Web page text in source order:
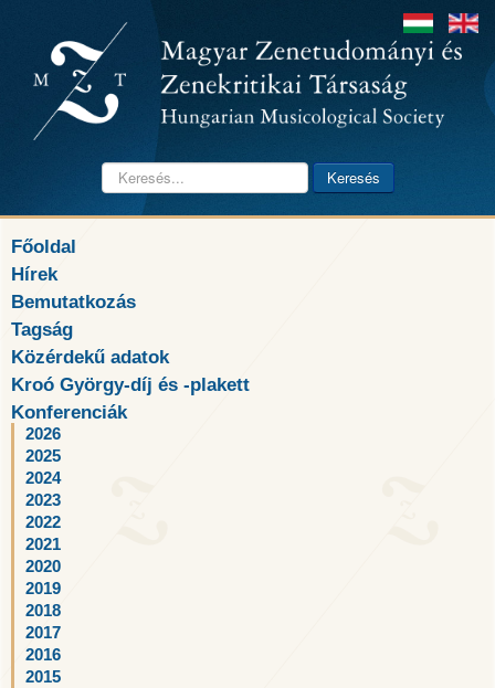
Keresés... Keresés
Főoldal
Hírek
Bemutatkozás
Tagság
Közérdekű adatok
Kroó György-díj és -plakett
Konferenciák
2026
2025
2024
2023
2022
2021
2020
2019
2018
2017
2016
2015